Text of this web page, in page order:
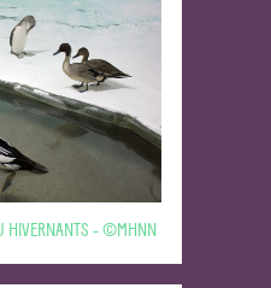
HIVERNANTS - ©MHNN